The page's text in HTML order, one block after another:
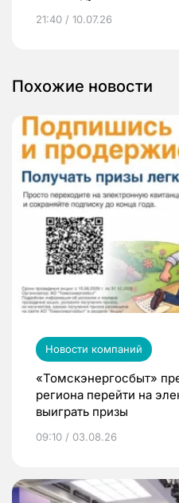
21:40 / 10.07.26
Похожие новости
Новости компаний
«Томскэнергосбыт»
региона перейти на
выиграть призы
09:10 / 03.08.26